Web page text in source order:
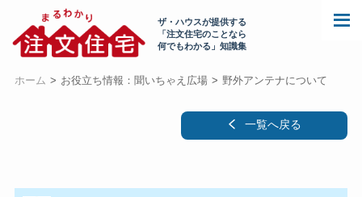
ザ・ハウスが提供する
「注文住宅のことなら
何でもわかる」知識集
ホーム お役立ち情報：聞いちゃえ広場 野外アンテナについて
一覧へ戻る